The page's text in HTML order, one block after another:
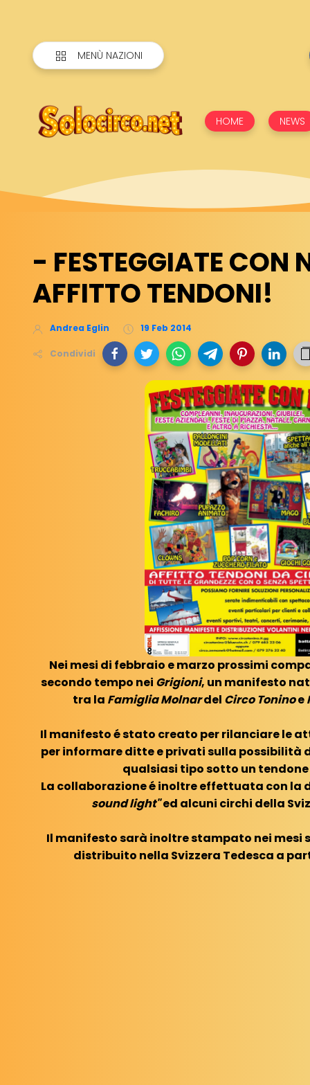
MENÙ NAZIONI
HOME NEWS
- FESTEGGIATE CON
AFFITTO TENDONI!
Andrea Eglin 19 Feb 2014
Condividi
Nei mesi di febbraio e marzo prossimi
secondo tempo nei Grigioni, un manifesto
tra la Famiglia Molnardel Circo Toninoe
Il manifesto é stato creato per rilanciare le
per informare ditte e privati sulla possibilità
qualsiasi tipo sotto un
La collaborazione é inoltre effettuata con la
sound light"ed alcuni circhi della
Il manifesto sarà inoltre stampato nei mesi
distribuito nella Svizzera Tedesca a